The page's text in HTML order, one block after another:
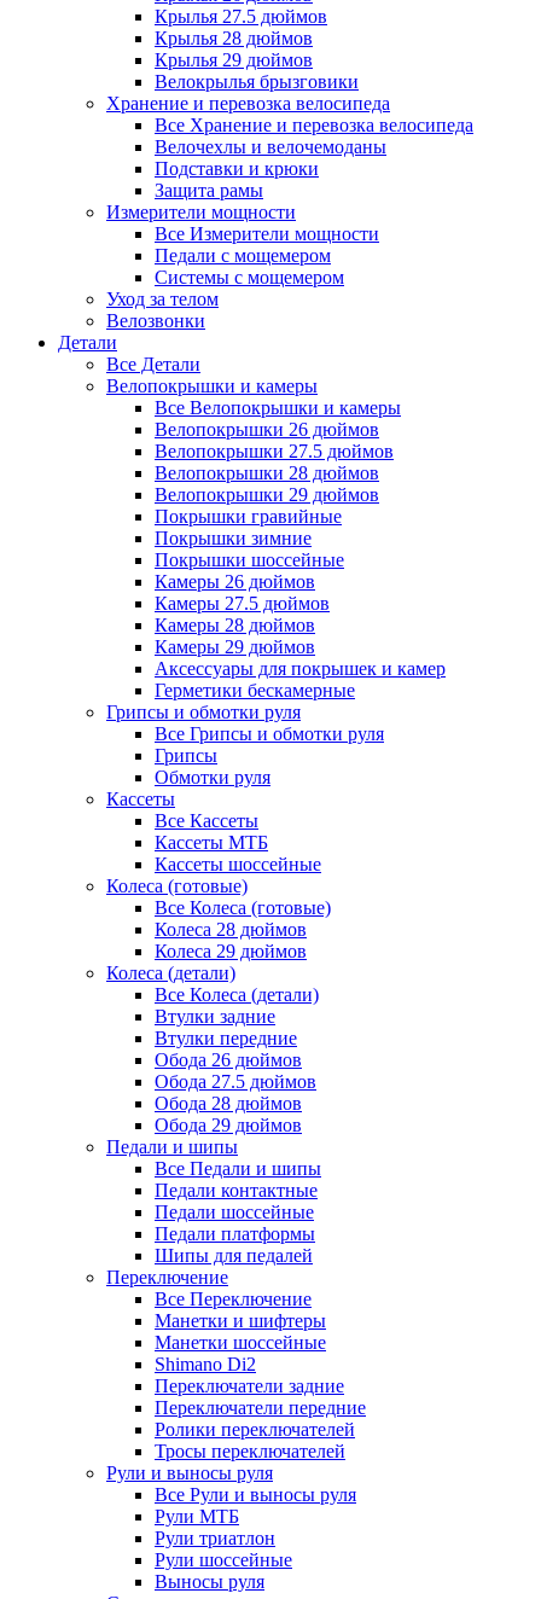
Крылья 27.5 дюймов
Крылья 28 дюймов
Крылья 29 дюймов
Велокрылья брызговики
Хранение и перевозка велосипеда
Все Хранение и перевозка велосипеда
Велочехлы и велочемоданы
Подставки и крюки
Защита рамы
Измерители мощности
Все Измерители мощности
Педали с мощемером
Системы с мощемером
Уход за телом
Велозвонки
Детали
Все Детали
Велопокрышки и камеры
Все Велопокрышки и камеры
Велопокрышки 26 дюймов
Велопокрышки 27.5 дюймов
Велопокрышки 28 дюймов
Велопокрышки 29 дюймов
Покрышки гравийные
Покрышки зимние
Покрышки шоссейные
Камеры 26 дюймов
Камеры 27.5 дюймов
Камеры 28 дюймов
Камеры 29 дюймов
Аксессуары для покрышек и камер
Герметики бескамерные
Грипсы и обмотки руля
Все Грипсы и обмотки руля
Грипсы
Обмотки руля
Кассеты
Все Кассеты
Кассеты МТБ
Кассеты шоссейные
Колеса (готовые)
Все Колеса (готовые)
Колеса 28 дюймов
Колеса 29 дюймов
Колеса (детали)
Все Колеса (детали)
Втулки задние
Втулки передние
Обода 26 дюймов
Обода 27.5 дюймов
Обода 28 дюймов
Обода 29 дюймов
Педали и шипы
Все Педали и шипы
Педали контактные
Педали шоссейные
Педали платформы
Шипы для педалей
Переключение
Все Переключение
Манетки и шифтеры
Манетки шоссейные
Shimano Di2
Переключатели задние
Переключатели передние
Ролики переключателей
Тросы переключателей
Рули и выносы руля
Все Рули и выносы руля
Рули МТБ
Рули триатлон
Рули шоссейные
Выносы руля